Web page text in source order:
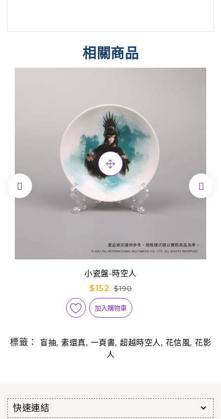
相關商品
小瓷盤-時空人
$152
$190
加入購物車
 
標籤： 盲抽, 素還真, 一頁書, 超越時空人 , 花信風, 花影
人
快速連結